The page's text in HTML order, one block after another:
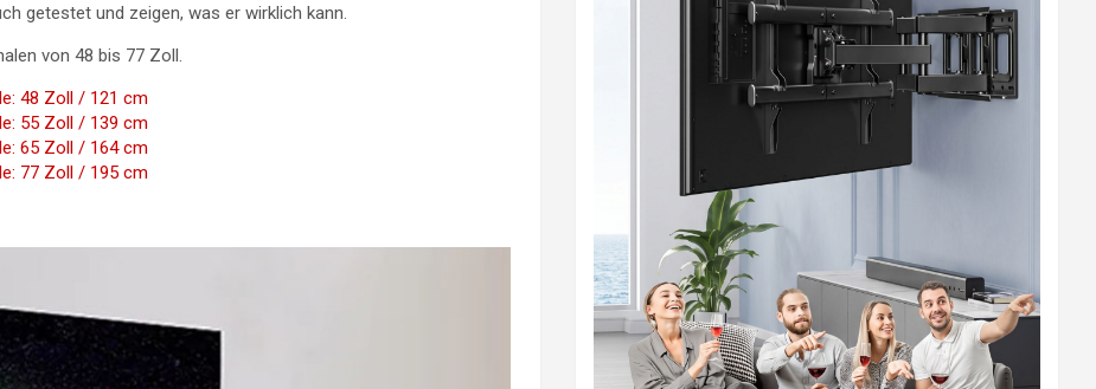
getestet und zeigen, was er wirklich kann.
von 48 bis 77 Zoll.
48 Zoll / 121 cm
55 Zoll / 139 cm
65 Zoll / 164 cm
77 Zoll / 195 cm